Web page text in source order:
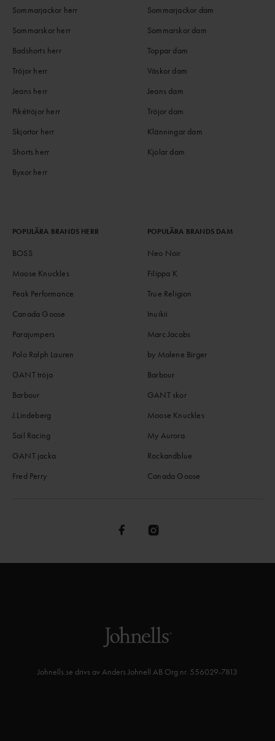
Sommarjackor herr
Sommarskor herr
Badshorts herr
Tröjor herr
Jeans herr
Pikétröjor herr
Skjortor herr
Shorts herr
Byxor herr
Sommarjackor dam
Sommarskor dam
Toppar dam
Väskor dam
Jeans dam
Tröjor dam
Klänningar dam
Kjolar dam
POPULÄRA BRANDS HERR
BOSS
Moose Knuckles
Peak Performance
Canada Goose
Parajumpers
Polo Ralph Lauren
GANT tröja
Barbour
J.Lindeberg
Sail Racing
GANT jacka
Fred Perry
POPULÄRA BRANDS DAM
Neo Noir
Filippa K
True Religion
Inuikii
Marc Jacobs
by Malene Birger
Barbour
GANT skor
Moose Knuckles
My Aurora
Rockandblue
Canada Goose
Johnells.se drivs av Anders Johnell AB Org nr. 556029-7813